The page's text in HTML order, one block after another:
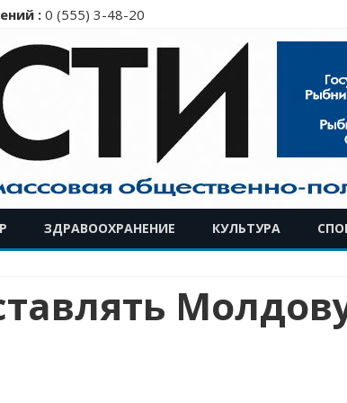
: 0 (555) 3-48-20
к
содержимому
ЗДРАВООХРАНЕНИЕ КУЛЬТУРА